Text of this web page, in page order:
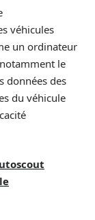
véhicules
un ordinateur
le
données des
du véhicule